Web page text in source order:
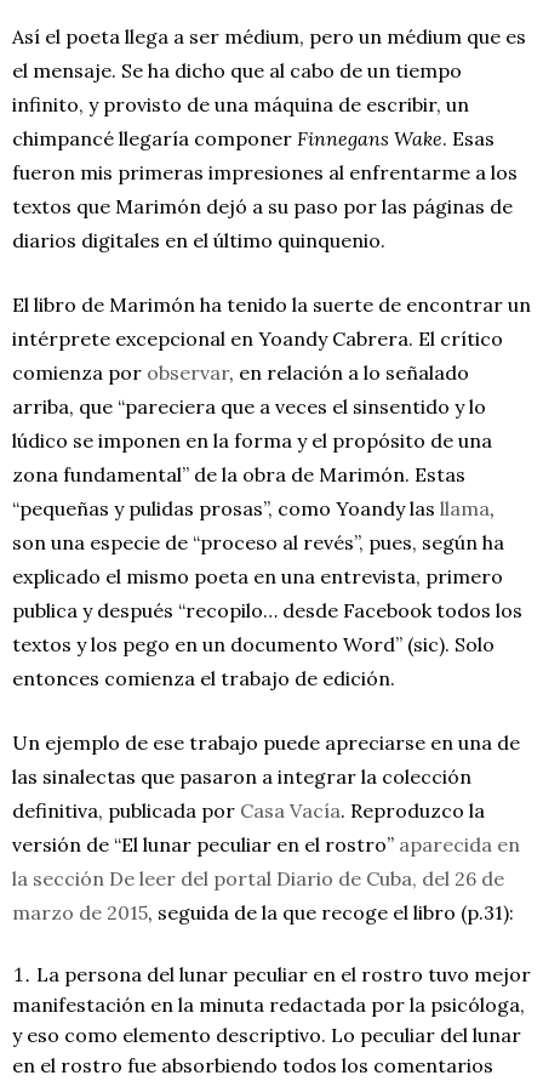
Así el poeta llega a ser médium, pero un médium que es
el mensaje. Se ha dicho que al cabo de un tiempo
infinito, y provisto de una máquina de escribir, un
chimpancé llegaría componer Finnegans Wake. Esas
fueron mis primeras impresiones al enfrentarme a los
textos que Marimón dejó a su paso por las páginas de
diarios digitales en el último quinquenio.
El libro de Marimón ha tenido la suerte de encontrar un
intérprete excepcional en Yoandy Cabrera. El crítico
comienza por observar, en relación a lo señalado
arriba, que “pareciera que a veces el sinsentido y lo
lúdico se imponen en la forma y el propósito de una
zona fundamental” de la obra de Marimón. Estas
“pequeñas y pulidas prosas”, como Yoandy las llama,
son una especie de “proceso al revés”, pues, según ha
explicado el mismo poeta en una entrevista, primero
publica y después “recopilo… desde Facebook todos los
textos y los pego en un documento Word” (sic). Solo
entonces comienza el trabajo de edición.
Un ejemplo de ese trabajo puede apreciarse en una de
las sinalectas que pasaron a integrar la colección
definitiva, publicada por Casa Vacía. Reproduzco la
versión de “El lunar peculiar en el rostro” aparecida en
la sección De leer del portal Diario de Cuba, del 26 de
marzo de 2015, seguida de la que recoge el libro (p.31):
La persona del lunar peculiar en el rostro tuvo mejor
manifestación en la minuta redactada por la psicóloga,
y eso como elemento descriptivo. Lo peculiar del lunar
en el rostro fue absorbiendo todos los comentarios